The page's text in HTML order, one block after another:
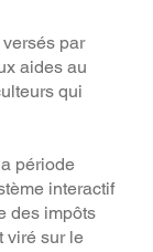
par
aides au
qui
période
interactif
des impôts
viré sur le